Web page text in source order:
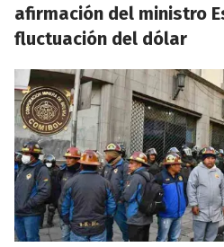
afirmación del ministro
fluctuación del dólar